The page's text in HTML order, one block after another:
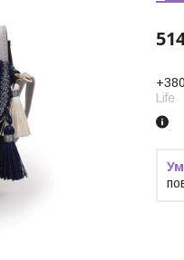
Life